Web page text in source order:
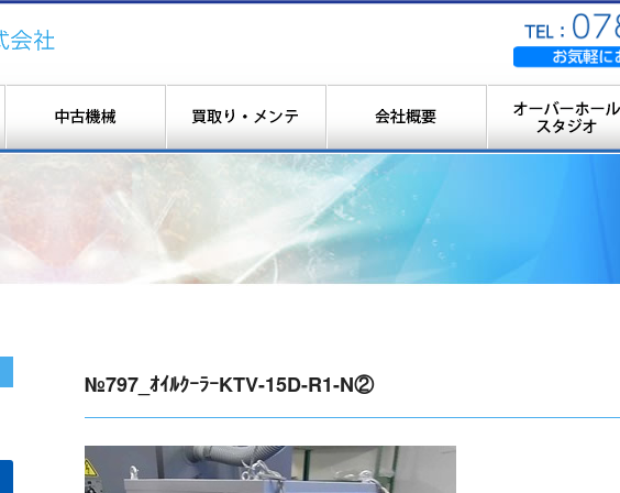
№797_ｵｲﾙｸｰﾗｰKTV-15D-R1-N②